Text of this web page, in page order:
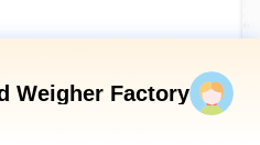
أرسلي
Weigher Factory